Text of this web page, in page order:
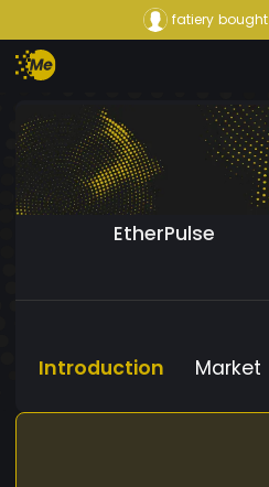
fatiery bought
EtherPulse
Introduction Market